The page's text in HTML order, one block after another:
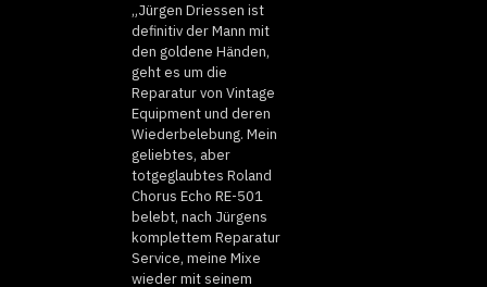
„Jürgen Driessen ist
definitiv der Mann mit
den goldene Händen,
geht es um die
Reparatur von Vintage
Equipment und deren
Wiederbelebung. Mein
geliebtes, aber
totgeglaubtes Roland
Chorus Echo RE-501
belebt, nach Jürgens
komplettem Reparatur
Service, meine Mixe
wieder mit seinem